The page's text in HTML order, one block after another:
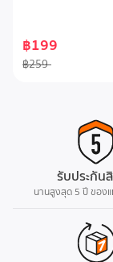
พื้นผิวที่เหมาะกับ กา
ด้วยผ้าทอไมโครไฟเ
ประสิทธิภาพการกัน
ความไวของเมาส์ทั้
ยางกันลื่น น้ำหนัก:
฿199
฿259
รับประกัน
นานสูงสุด 5 ปี ของ